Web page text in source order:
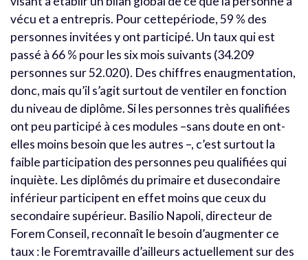
vécu et a entrepris. Pour cettepériode, 59 % des
personnes invitées y ont participé. Un taux qui est
passé à 66 % pour les six mois suivants (34.209
personnes sur 52.020). Des chiffres enaugmentation,
donc, mais qu’il s’agit surtout de ventiler en fonction
du niveau de diplôme. Si les personnes très qualifiées
ont peu participé à ces modules –sans doute en ont-
elles moins besoin que les autres –, c’est surtout la
faible participation des personnes peu qualifiées qui
inquiète. Les diplômés du primaire et dusecondaire
inférieur participent en effet moins que ceux du
secondaire supérieur. Basilio Napoli, directeur de
Forem Conseil, reconnaît le besoin d’augmenter ce
taux : le Foremtravaille d’ailleurs actuellement sur des